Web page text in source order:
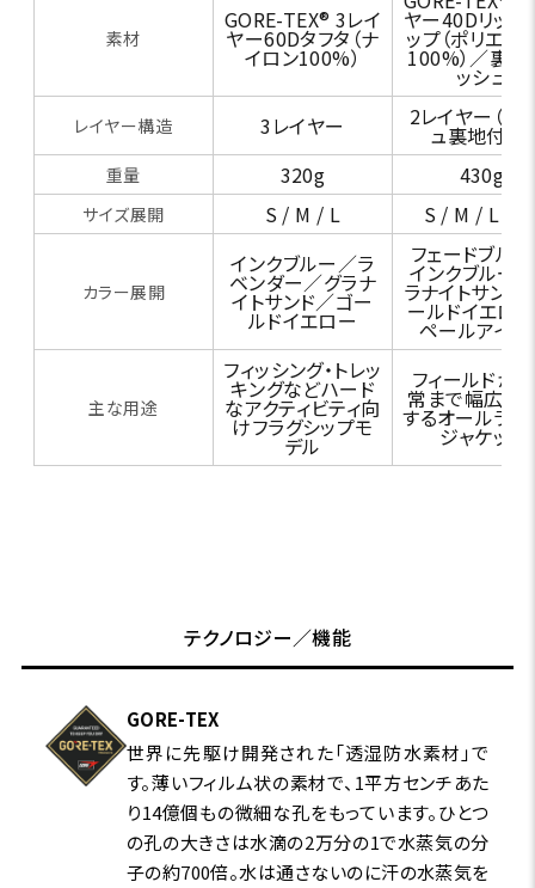
素材
GORE-TEX® 3レイ
ヤー60Dタフタ（ナ
イロン100%）
ヤー40Dリップ
ップ（ポリエス
100%）／裏地
ッシュ
レイヤー構造 3レイヤー 2レイヤー（メ
ュ裏地付き）
重量 320g 430g
サイズ展開 S / M / L S / M / L /
カラー展開
インクブルー／ラ
ベンダー／グラナ
イトサンド／ゴー
ルドイエロー
フェードブル
インクブルー
ラナイトサンド
ールドイエロ
ペールアイリ
主な用途
フィッシング・トレッ
キングなどハード
なアクティビティ向
けフラグシップモ
デル
フィールドか
常まで幅広く
するオールラウ
ジャケット
テクノロジー／機能
GORE-TEX
世界に先駆け開発された「透湿防水素材」で
す。薄いフィルム状の素材で、1平方センチあた
り14億個もの微細な孔をもっています。ひとつ
の孔の大きさは水滴の2万分の1で水蒸気の分
子の約700倍。水は通さないのに汗の水蒸気を